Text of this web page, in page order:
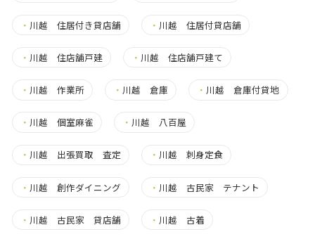
・ 川越 住居付き貸店舗 ・ 川越 住居付貸店舗
・ 川越 住店舗戸建 ・ 川越 住店舗戸建て
・ 川越 作業所 ・ 川越 倉庫 ・ 川越 倉庫付貸地
・ 川越 個室麻雀 ・ 川越 八百屋
・ 川越 出張買取 査定 ・ 川越 刺身定食
・ 川越 創作ダイニング ・ 川越 古民家 テナント
・ 川越 古民家 貸店舗 ・ 川越 古着